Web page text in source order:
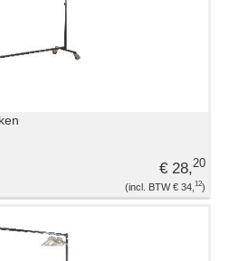
€ 28,20
€ 34, 12